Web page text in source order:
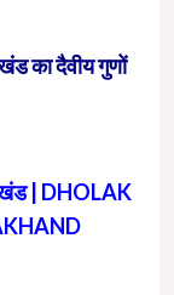
का दैवीय गुणों
| DHOLAK